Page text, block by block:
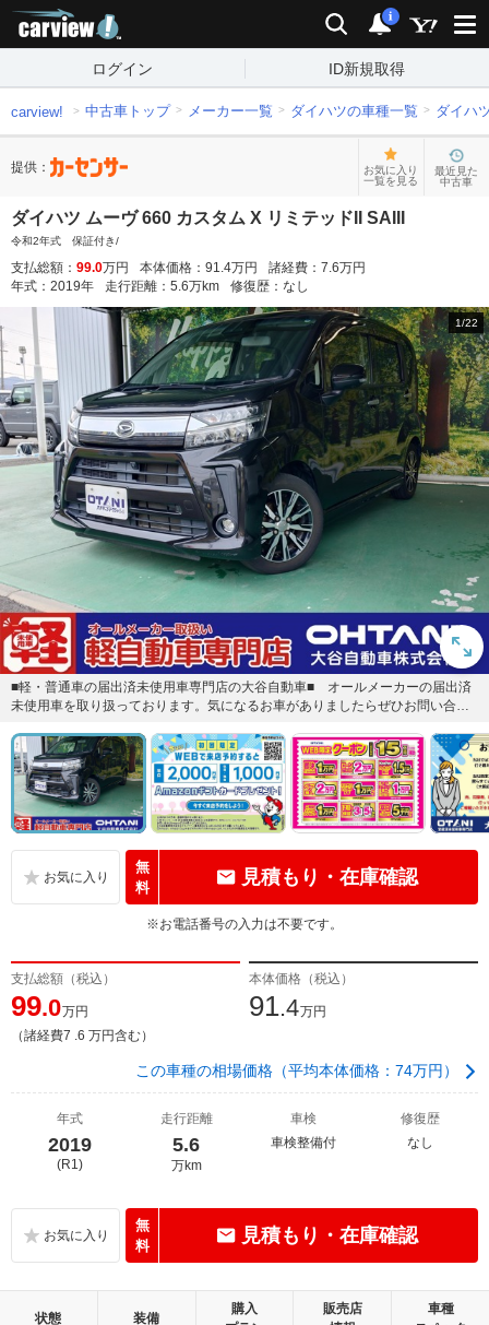
検索 通知
i
ログイン ID新規取得
carview! 中古車トップ メーカー一覧 ダイハツの車種一覧 ダイハ
提供：
お気に入り
一覧を見る
最近見た
中古車
ダイハツ ムーヴ 660 カスタム X リミテッドII SAIII
令和2年式 保証付き/
支払総額： 99.0万円 本体価格： 91.4万円 諸経費： 7.6万円
年式： 2019年 走行距離： 5.6万km 修復歴： なし
1/22
■軽・普通車の届出済未使用車専門店の大谷自動車■ オールメーカーの届出済
未使用車を取り扱っております。気になるお車がありましたらぜひお問い合わ
無
料
見積もり・在庫確認
※お電話番号の入力は不要です。
支払総額（税込）
99.0万円
（諸経費7 .6 万円含む）
本体価格（税込）
91.4万円
この車種の相場価格（平均本体価格：74万円）
年式
2019
(R1)
走行距離
5.6
万km
車検
車検整備付
修復歴
なし
無
料
見積もり・在庫確認
状態 装備
購入
販売店
車種